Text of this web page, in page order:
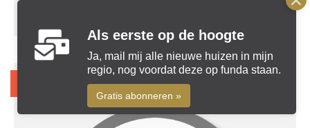
Meer informatie »
Als eerste op de hoogte
Ja, mail mij alle nieuwe huizen in mijn
regio, nog voordat deze op funda staan.
Gratis abonneren »